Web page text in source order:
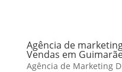
Agência de
Vendas em
Agência de Marketing